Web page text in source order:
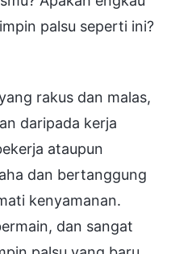
palsu seperti ini?
rakus dan malas,
daripada kerja
ataupun
dan bertanggung
kenyamanan.
dan sangat